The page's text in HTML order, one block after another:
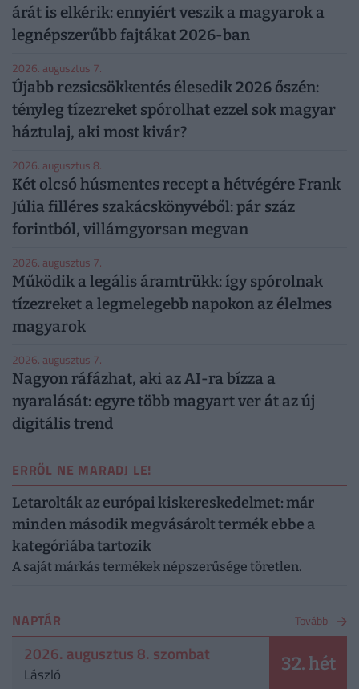
árát is elkérik: ennyiért veszik a magyarok a
legnépszerűbb fajtákat 2026-ban
2026. augusztus 7.
Újabb rezsicsökkentés élesedik 2026 őszén:
tényleg tízezreket spórolhat ezzel sok magyar
háztulaj, aki most kivár?
2026. augusztus 8.
Két olcsó húsmentes recept a hétvégére Frank
Júlia filléres szakácskönyvéből: pár száz
forintból, villámgyorsan megvan
2026. augusztus 7.
Működik a legális áramtrükk: így spórolnak
tízezreket a legmelegebb napokon az élelmes
magyarok
2026. augusztus 7.
Nagyon ráfázhat, aki az AI-ra bízza a
nyaralását: egyre több magyart ver át az új
digitális trend
ERRŐL NE MARADJ LE!
Letarolták az európai kiskereskedelmet: már
minden második megvásárolt termék ebbe a
kategóriába tartozik
A saját márkás termékek népszerűsége töretlen.
NAPTÁR Tovább
2026. augusztus 8. szombat
László 32. hét